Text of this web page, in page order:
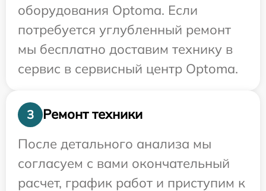
оборудования Optoma. Если
потребуется углубленный ремонт
мы бесплатно доставим технику в
сервис в сервисный центр Optoma.
3
Ремонт техники
После детального анализа мы
согласуем с вами окончательный
расчет, график работ и приступим к